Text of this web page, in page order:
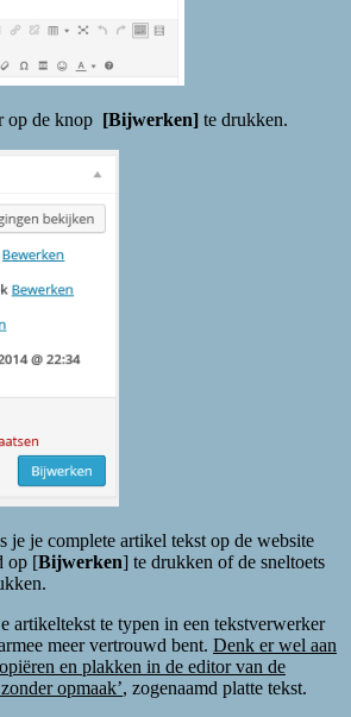
op de knop [Bijwerken] te drukken.
je je complete artikel tekst op de website
op [Bijwerken] te drukken of de sneltoets
artikeltekst te typen in een tekstverwerker
meer vertrouwd bent. Denk er wel aan
en plakken in de editor van de
opmaak’, zogenaamd platte tekst.